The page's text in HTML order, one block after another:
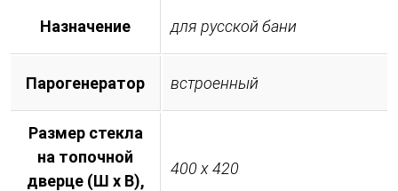
Назначение для русской бани
Парогенератор встроенный
Размер стекла
на топочной
дверце (Ш х В),
400 х 420